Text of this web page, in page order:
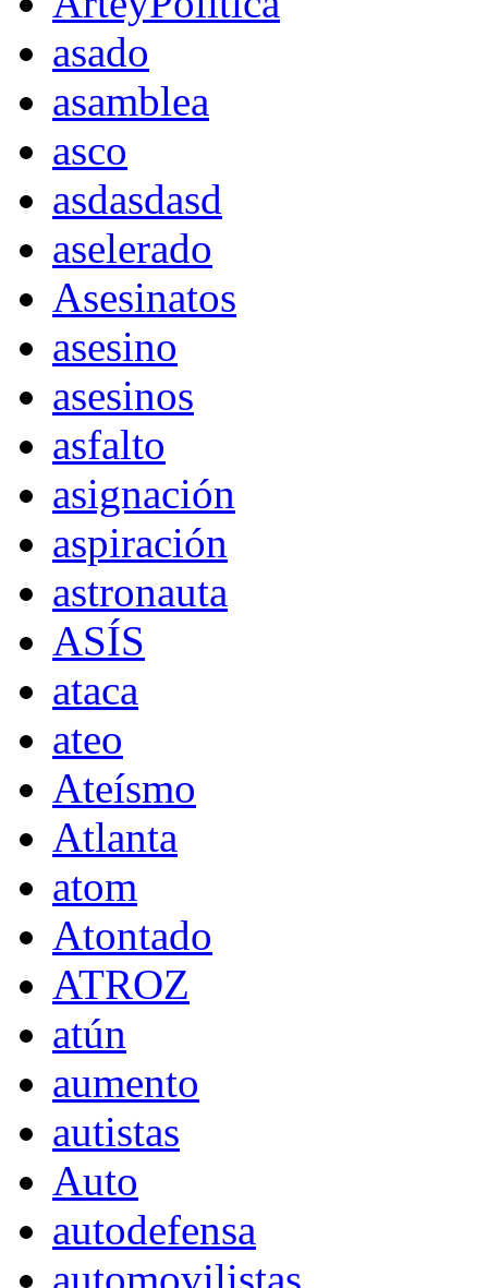
asado
asamblea
asco
asdasdasd
aselerado
Asesinatos
asesino
asesinos
asfalto
asignación
aspiración
astronauta
ASÍS
ataca
ateo
Ateísmo
Atlanta
atom
Atontado
ATROZ
atún
aumento
autistas
Auto
autodefensa